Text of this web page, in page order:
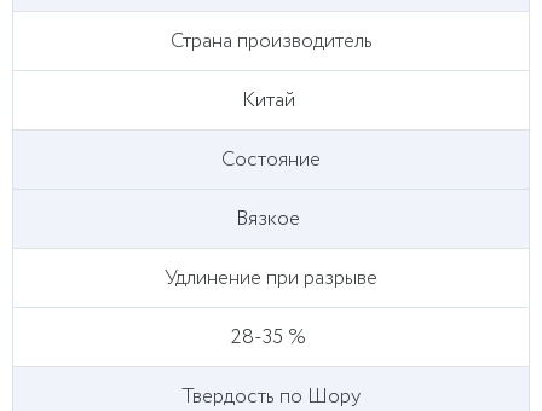
Страна производитель
Китай
Состояние
Вязкое
Удлинение при разрыве
28-35 %
Твердость по Шору